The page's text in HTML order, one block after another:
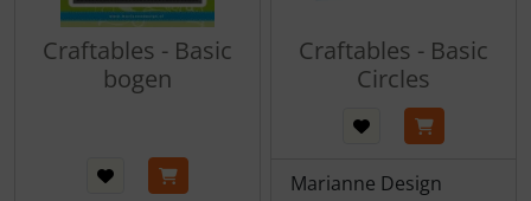
Craftables - Basic
bogen
Craftables - Basic
Circles
Marianne Design